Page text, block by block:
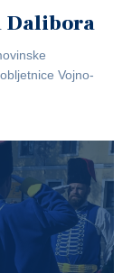
Dalibora
Vojno-